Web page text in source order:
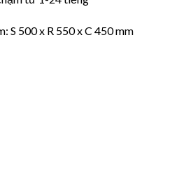
S 500 x R 550 x C 450 mm